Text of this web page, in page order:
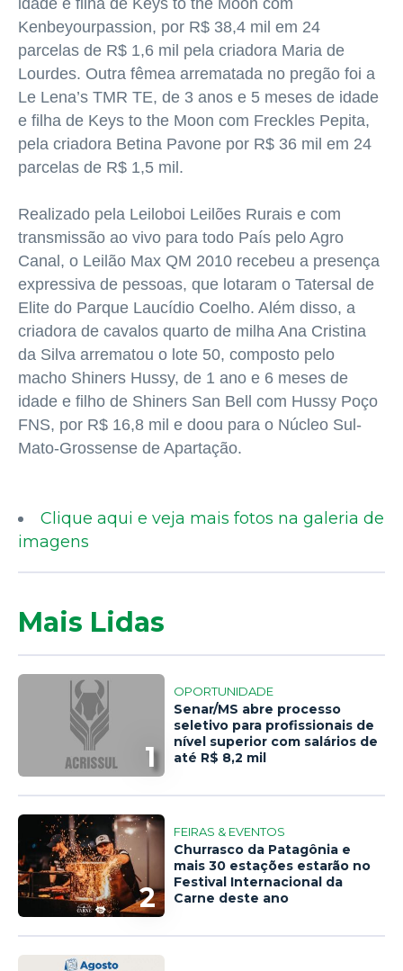
idade e filha de Keys to the Moon com
Kenbeyourpassion, por R$ 38,4 mil em 24
parcelas de R$ 1,6 mil pela criadora Maria de
Lourdes. Outra fêmea arrematada no pregão foi a
Le Lena’s TMR TE, de 3 anos e 5 meses de idade
e filha de Keys to the Moon com Freckles Pepita,
pela criadora Betina Pavone por R$ 36 mil em 24
parcelas de R$ 1,5 mil.
Realizado pela Leiloboi Leilões Rurais e com
transmissão ao vivo para todo País pelo Agro
Canal, o Leilão Max QM 2010 recebeu a presença
expressiva de pessoas, que lotaram o Tatersal de
Elite do Parque Laucídio Coelho. Além disso, a
criadora de cavalos quarto de milha Ana Cristina
da Silva arrematou o lote 50, composto pelo
macho Shiners Hussy, de 1 ano e 6 meses de
idade e filho de Shiners San Bell com Hussy Poço
FNS, por R$ 16,8 mil e doou para o Núcleo Sul-
Mato-Grossense de Apartação.
Clique aqui e veja mais fotos na galeria de
imagens
Mais Lidas
1
OPORTUNIDADE
Senar/MS abre processo
seletivo para profissionais de
nível superior com salários de
até R$ 8,2 mil
2
FEIRAS & EVENTOS
Churrasco da Patagônia e
mais 30 estações estarão no
Festival Internacional da
Carne deste ano